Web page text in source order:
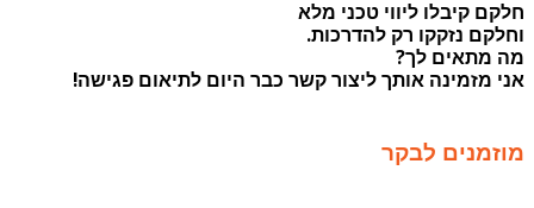
חלקם קיבלו ליווי טכני מלא
וחלקם נזקקו רק להדרכות.
מה מתאים לך?
אני מזמינה אותך ליצור קשר כבר היום לתיאום פגישה!
מוזמנים לבקר